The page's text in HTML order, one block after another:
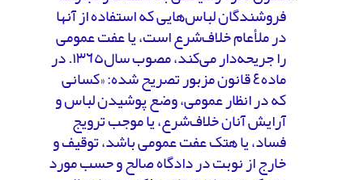
فروشندگان لباس‌هایی که استفاده از آنها
در ملأعام خلاف‌شرع است، یا عفت عمومی
را جریحه‌دار می‌کند، مصوب سال‌١٣٦٥. در
ماده٤ قانون مزبور تصریح شده: «کسانی
که در انظار عمومی، وضع پوشیدن لباس و
آرایش آنان خلاف‌شرع، یا موجب ترویج
فساد، یا هتک عفت عمومی باشد، توقیف و
خارج از نوبت در دادگاه صالح و حسب مورد